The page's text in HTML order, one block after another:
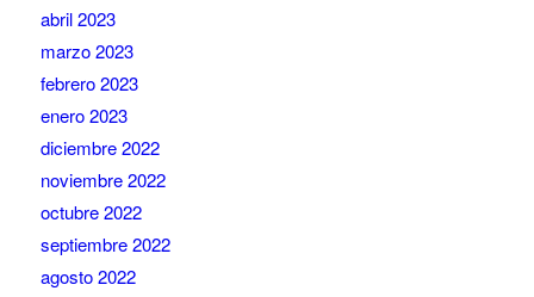
abril 2023
marzo 2023
febrero 2023
enero 2023
diciembre 2022
noviembre 2022
octubre 2022
septiembre 2022
agosto 2022